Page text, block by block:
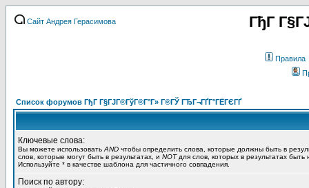
Сайт Андрея Герасимова ГђГ
Правила
Список форумов ГђГ Г§ГЈГ®ГўГ®Г°Г» Г®ГЎ ГЂГ¬ГҐГ°ГЁГЄГҐ
Ключевые слова:
Вы можете использовать AND чтобы определить слова, которые должны быть в
слов, которые могут быть в результатах, и NOTдля слов, которых в результатах
Используйте * в качестве шаблона для частичного совпадения.
Поиск по автору: